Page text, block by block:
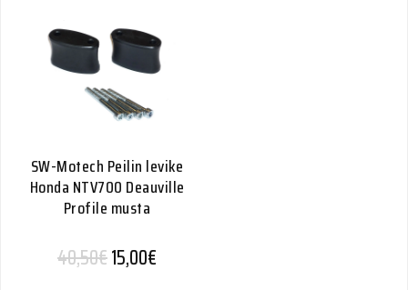
SW-Motech Peilin levike
Honda NTV700 Deauville
Profile musta
40,50€Alkuperäinen hinta oli: 40,50€.
15,00€